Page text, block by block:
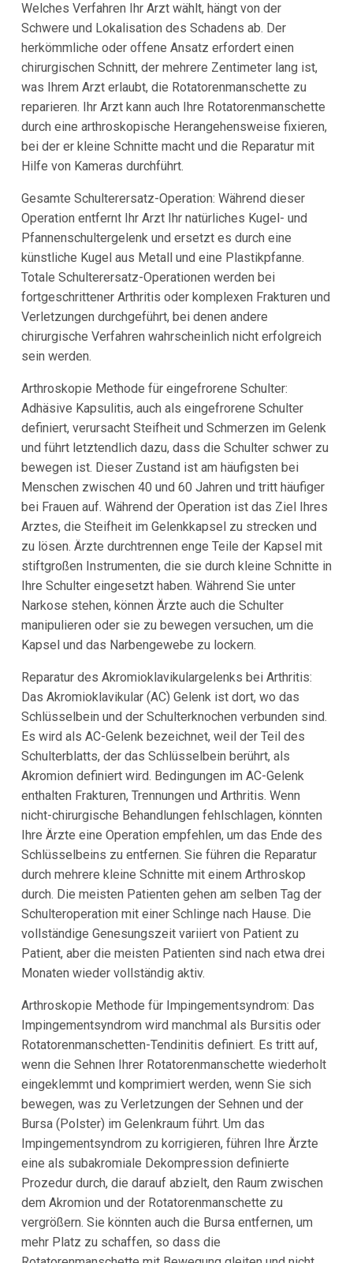
Welches Verfahren Ihr Arzt wählt, hängt von der
Schwere und Lokalisation des Schadens ab. Der
herkömmliche oder offene Ansatz erfordert einen
chirurgischen Schnitt, der mehrere Zentimeter lang ist,
was Ihrem Arzt erlaubt, die Rotatorenmanschette zu
reparieren. Ihr Arzt kann auch Ihre Rotatorenmanschette
durch eine arthroskopische Herangehensweise fixieren,
bei der er kleine Schnitte macht und die Reparatur mit
Hilfe von Kameras durchführt.
Gesamte Schulterersatz-Operation: Während dieser
Operation entfernt Ihr Arzt Ihr natürliches Kugel- und
Pfannenschultergelenk und ersetzt es durch eine
künstliche Kugel aus Metall und eine Plastikpfanne.
Totale Schulterersatz-Operationen werden bei
fortgeschrittener Arthritis oder komplexen Frakturen und
Verletzungen durchgeführt, bei denen andere
chirurgische Verfahren wahrscheinlich nicht erfolgreich
sein werden.
Arthroskopie Methode für eingefrorene Schulter:
Adhäsive Kapsulitis, auch als eingefrorene Schulter
definiert, verursacht Steifheit und Schmerzen im Gelenk
und führt letztendlich dazu, dass die Schulter schwer zu
bewegen ist. Dieser Zustand ist am häufigsten bei
Menschen zwischen 40 und 60 Jahren und tritt häufiger
bei Frauen auf. Während der Operation ist das Ziel Ihres
Arztes, die Steifheit im Gelenkkapsel zu strecken und
zu lösen. Ärzte durchtrennen enge Teile der Kapsel mit
stiftgroßen Instrumenten, die sie durch kleine Schnitte in
Ihre Schulter eingesetzt haben. Während Sie unter
Narkose stehen, können Ärzte auch die Schulter
manipulieren oder sie zu bewegen versuchen, um die
Kapsel und das Narbengewebe zu lockern.
Reparatur des Akromioklavikulargelenks bei Arthritis:
Das Akromioklavikular (AC) Gelenk ist dort, wo das
Schlüsselbein und der Schulterknochen verbunden sind.
Es wird als AC-Gelenk bezeichnet, weil der Teil des
Schulterblatts, der das Schlüsselbein berührt, als
Akromion definiert wird. Bedingungen im AC-Gelenk
enthalten Frakturen, Trennungen und Arthritis. Wenn
nicht-chirurgische Behandlungen fehlschlagen, könnten
Ihre Ärzte eine Operation empfehlen, um das Ende des
Schlüsselbeins zu entfernen. Sie führen die Reparatur
durch mehrere kleine Schnitte mit einem Arthroskop
durch. Die meisten Patienten gehen am selben Tag der
Schulteroperation mit einer Schlinge nach Hause. Die
vollständige Genesungszeit variiert von Patient zu
Patient, aber die meisten Patienten sind nach etwa drei
Monaten wieder vollständig aktiv.
Arthroskopie Methode für Impingementsyndrom: Das
Impingementsyndrom wird manchmal als Bursitis oder
Rotatorenmanschetten-Tendinitis definiert. Es tritt auf,
wenn die Sehnen Ihrer Rotatorenmanschette wiederholt
eingeklemmt und komprimiert werden, wenn Sie sich
bewegen, was zu Verletzungen der Sehnen und der
Bursa (Polster) im Gelenkraum führt. Um das
Impingementsyndrom zu korrigieren, führen Ihre Ärzte
eine als subakromiale Dekompression definierte
Prozedur durch, die darauf abzielt, den Raum zwischen
dem Akromion und der Rotatorenmanschette zu
vergrößern. Sie könnten auch die Bursa entfernen, um
mehr Platz zu schaffen, so dass die